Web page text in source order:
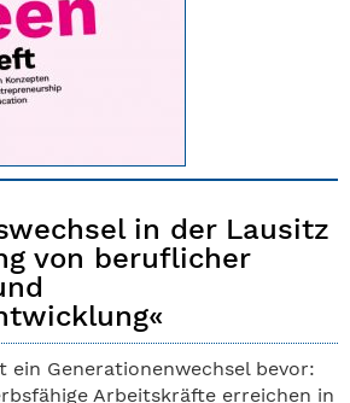
in der Lausitz
von beruflicher
ein Generationenwechsel bevor:
Arbeitskräfte erreichen in